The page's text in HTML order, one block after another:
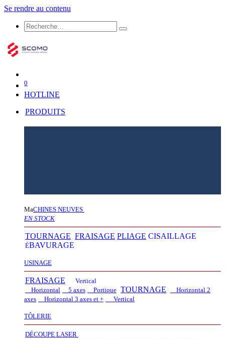
Se rendre au contenu
0
HOTLINE
PRODUITS
MaCHINES NEUVES
EN STOCK
TOURNAGE FRAISAGE PLIAGE CISAILLAGE
ÉBAVURAGE
USINAGE
FRAISAGE
Vertical
Horizontal
5 axes Portique TOURNAGE
Horizontal 2
axes
Horizontal 3 axes et + Vertical​
TÔLERIE
DÉCOUPE LASER